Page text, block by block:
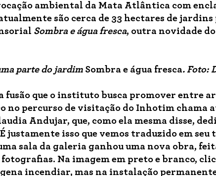
ambiental da Mata Atlântica com
são cerca de 33 hectares de jardins
Sombra e águafresca, outra novidade
parte do jardim Sombra e água fresca. Foto:
fusão que o instituto busca promover entre
no percurso de visitação do Inhotim chama
Andujar, que, como ela mesma disse,
justamente isso que vemos traduzido em
sala da galeria ganhou uma nova obra,
fotografias. Na imagem em preto e branco,
incendiar, mas na instalação